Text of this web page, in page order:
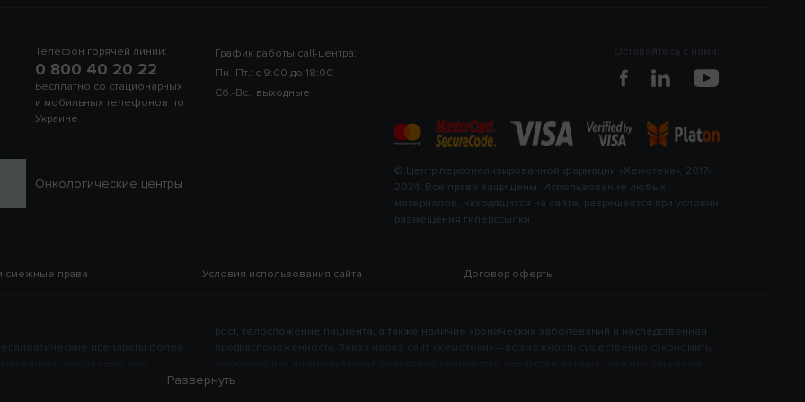
Телефон горячей линии:
0 800 40 20 22
Бесплатно со стационарных
и мобильных телефонов по
Украине
График работы call-центра:
Пн.-Пт.: с 9:00 до 18:00
Сб.-Вс.: выходные
Онкологические центры
© Центр персонализированной фармации «Хемотека», 2017-
2024. Все права защищены. Использование любых
материалов, находящихся на сайте, разрешается при условии
размещения гиперссылки.
смежные права Условия использования сайта Договор оферты
препараты более
онкологии можно вылечить,
рост, телосложение пациента, а также наличие хронических заболеваний и наследственная
существенно сэкономить,
лишнее лекарство неРазвернуть